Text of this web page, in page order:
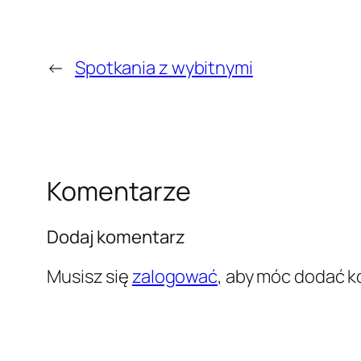
← Spotkania z wybitnymi
Komentarze
Dodaj komentarz
Musisz sięzalogować, aby móc dodać